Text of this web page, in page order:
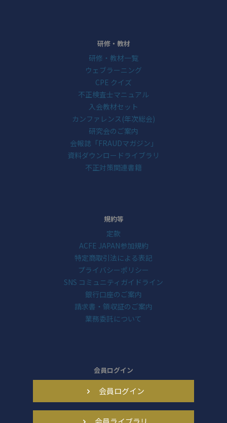
研修・教材
研修・教材一覧
ウェブラーニング
CPE クイズ
不正検査士マニュアル
入会教材セット
カンファレンス(年次総会)
研究会のご案内
会報誌「FRAUDマガジン」
資料ダウンロードライブラリ
不正対策関連書籍
規約等
定款
ACFE JAPAN参加規約
特定商取引法による表記
プライバシーポリシー
SNS コミュニティガイドライン
銀行口座のご案内
請求書・領収証のご案内
業務委託について
会員ログイン
会員ログイン